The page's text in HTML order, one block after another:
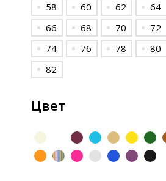
58
60 62
64
66
68 70
72
74
76 78
80
82
Цвет